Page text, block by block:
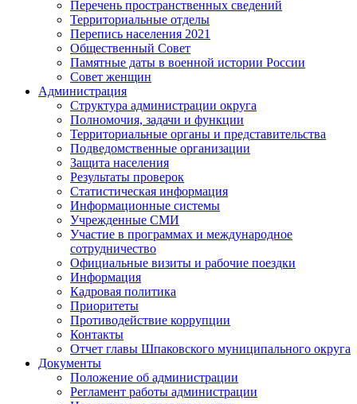
Перечень пространственных сведений
Территориальные отделы
Перепись населения 2021
Общественный Совет
Памятные даты в военной истории России
Совет женщин
Администрация
Структура администрации округа
Полномочия, задачи и функции
Территориальные органы и представительства
Подведомственные организации
Защита населения
Результаты проверок
Статистическая информация
Информационные системы
Учрежденные СМИ
Участие в программах и международное
сотрудничество
Официальные визиты и рабочие поездки
Информация
Кадровая политика
Приоритеты
Противодействие коррупции
Контакты
Отчет главы Шпаковского муниципального округа
Документы
Положение об администрации
Регламент работы администрации